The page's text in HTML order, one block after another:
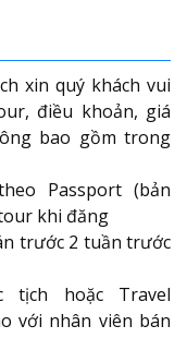
xin quý khách vui
điều khoản, giá
bao gồm trong
Passport (bản
khi đăng
trước 2 tuần trước
tịch hoặc Travel
với nhân viên bán